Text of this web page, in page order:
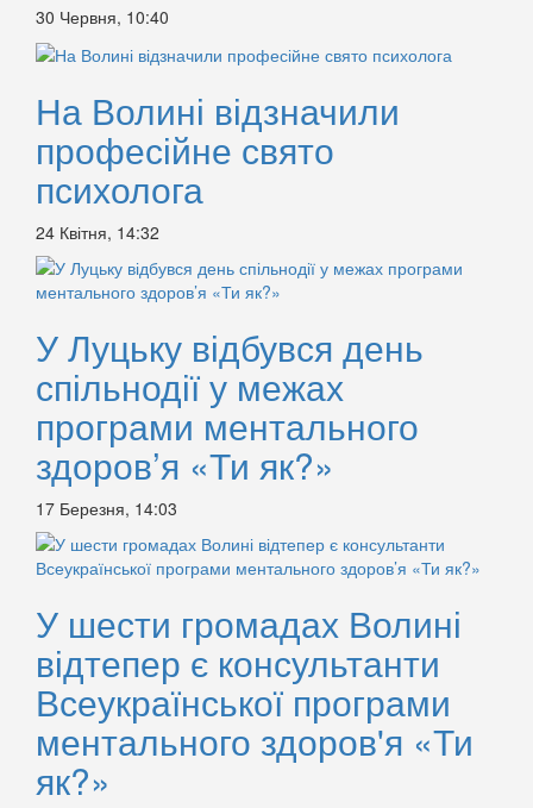
30 Червня, 10:40
На Волині відзначили
професійне свято
психолога
24 Квітня, 14:32
У Луцьку відбувся день
спільнодії у межах
програми ментального
здоров’я «Ти як?»
17 Березня, 14:03
У шести громадах Волині
відтепер є консультанти
Всеукраїнської програми
ментального здоров'я «Ти
як?»